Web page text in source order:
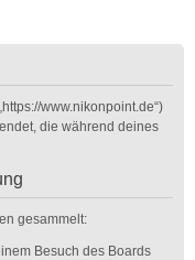
www.nikonpoint.de“)
die während deines
gesammelt:
Besuch des Boards